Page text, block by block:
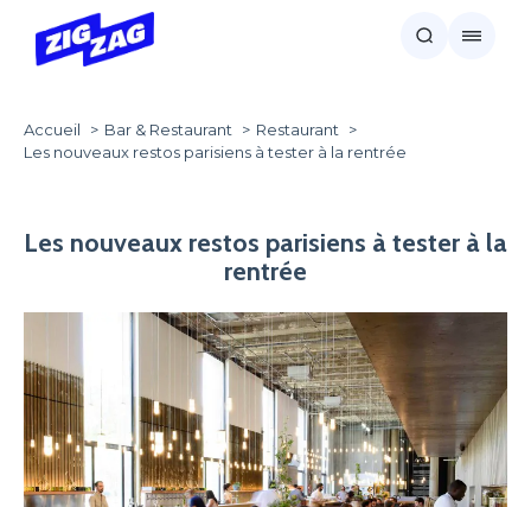
Accueil Bar & Restaurant
Restaurant
Les nouveaux restos parisiens à tester à la rentrée
Les nouveaux restos parisiens à tester à la
rentrée